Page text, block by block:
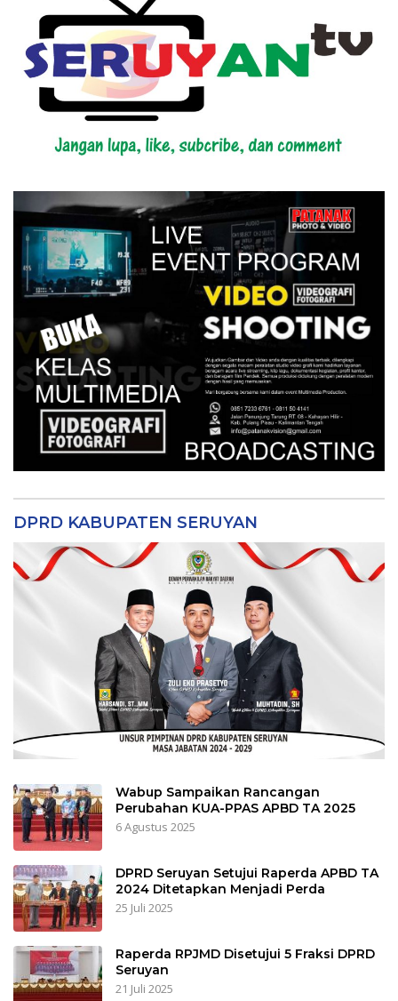
DPRD KABUPATEN SERUYAN
Wabup Sampaikan Rancangan
Perubahan KUA-PPAS APBD TA 2025
6 Agustus 2025
DPRD Seruyan Setujui Raperda APBD TA
2024 Ditetapkan Menjadi Perda
25 Juli 2025
Raperda RPJMD Disetujui 5 Fraksi DPRD
Seruyan
21 Juli 2025